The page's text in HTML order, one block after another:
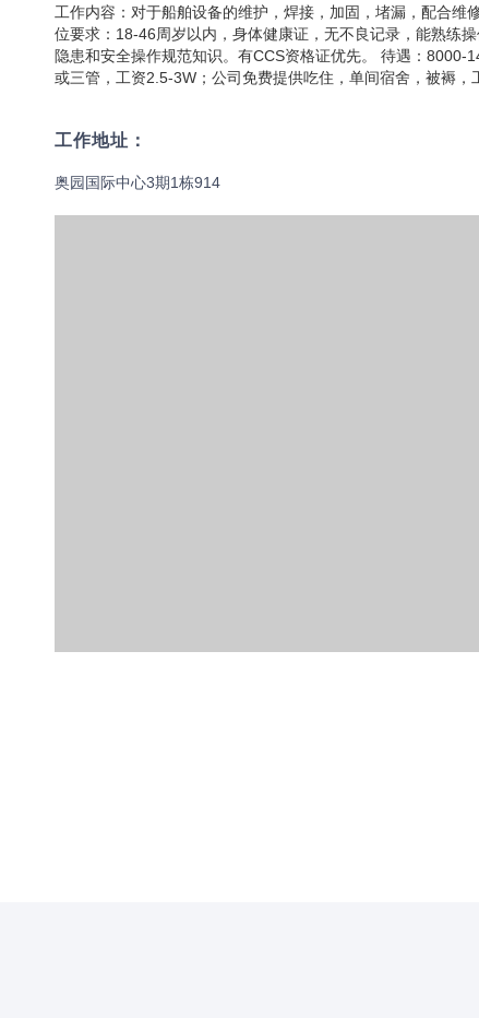
工作内容：对于船舶设备的维护，焊接，加固，堵漏，配合
位要求：18-46周岁以内，身体健康证，无不良记录，能熟练
隐患和安全操作规范知识。有CCS资格证优先。 待遇：
或三管，工资2.5-3W；公司免费提供吃住，单间宿舍，被褥，
工作地址：
奥园国际中心3期1栋914